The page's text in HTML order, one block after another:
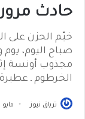
حادث
خيّم الحزن على
صباح اليوم،
مجذوب أونسة
الخرطوم ـ
ترياق نيوز مايو 25, 2026